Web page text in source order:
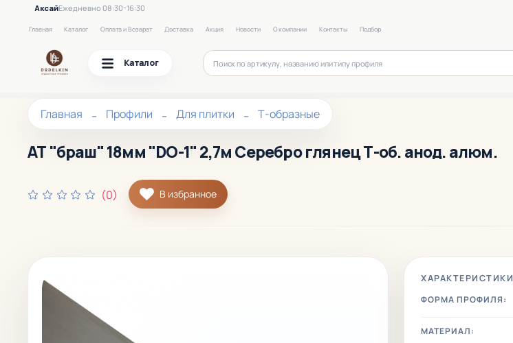
АксайЕжедневно 08:30-16:30
Главная Каталог Оплата и Возврат Доставка Акция Новости О компании Контакты Подбор
Каталог
Главная Профили Для плитки Т-образные
АТ "браш" 18мм "DO-1" 2,7м Серебро глянец Т-об. анод. алюм.
(0) В избранное
ХАРАКТЕРИСТИКИ
ФОРМА ПРОФИЛЯ:
МАТЕРИАЛ: